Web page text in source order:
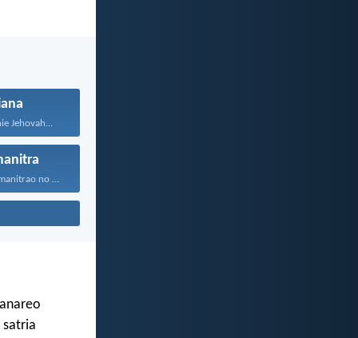
Jehovah...
Jehovah Andriamanitrao no ao...